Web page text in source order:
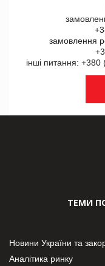
замовлення
інші питання:
ТЕМИ
Новини України та
Аналітика ринку